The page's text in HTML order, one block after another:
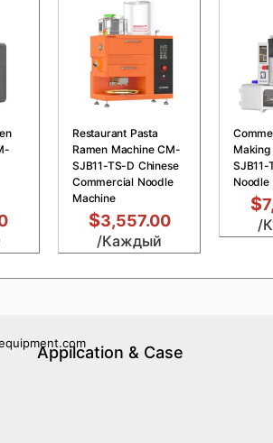
Restaurant Pasta
Ramen Machine CM-
SJB11-TS-D Chinese
Commercial Noodle
Machine
$3,557.00
/Каждый
SJB11-
Noodle
$
/
Appilcation & Case